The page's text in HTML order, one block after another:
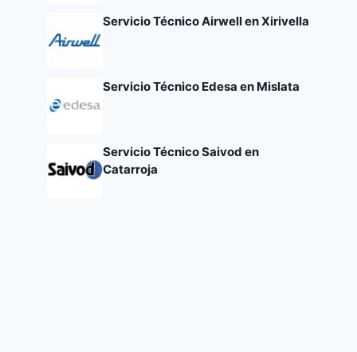
Servicio Técnico Airwell en Xirivella
Servicio Técnico Edesa en Mislata
Servicio Técnico Saivod en
Catarroja